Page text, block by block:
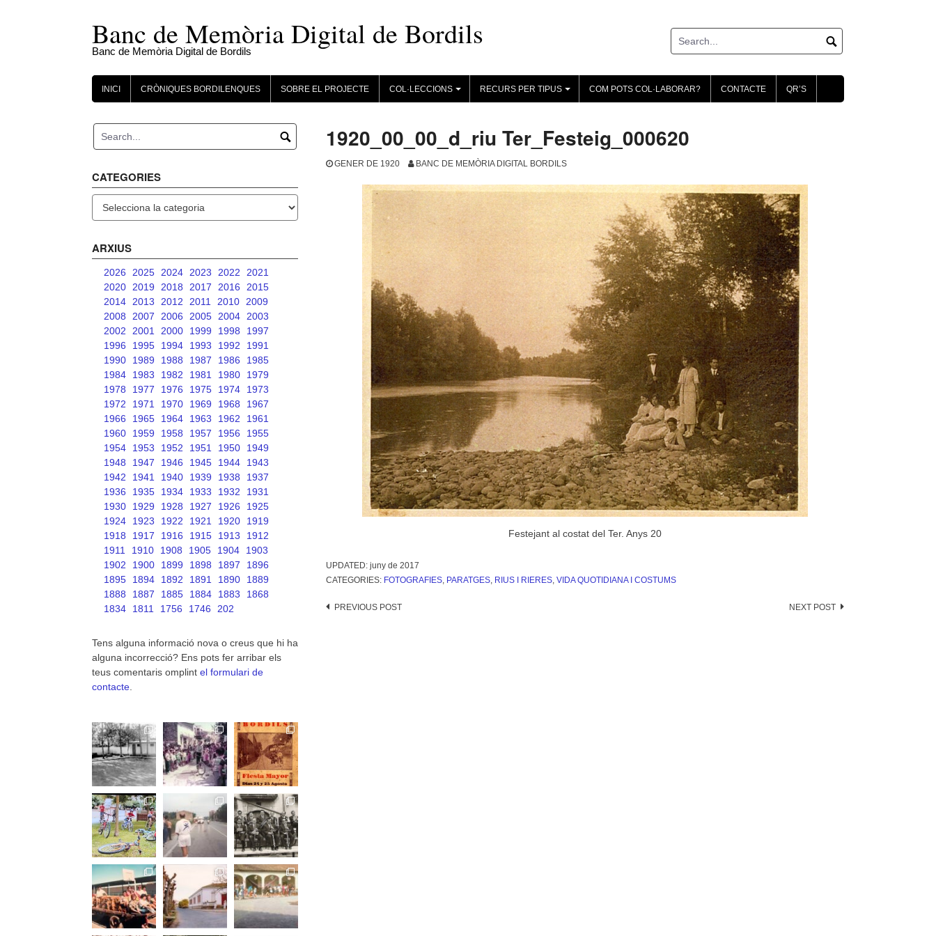
Banc de Memòria Digital de Bordils
Banc de Memòria Digital de Bordils
INICI CRÒNIQUES BORDILENQUES SOBRE EL PROJECTE
+
COL·LECCIONS
+
RECURS PER TIPUS COM POTS COL·LABORAR? CONTACTE QR’S
1920_00_00_d_riu Ter_Festeig_000620
GENER DE 1920 BANC DE MEMÒRIA DIGITAL BORDILS
Festejant al costat del Ter. Anys 20
UPDATED: juny de 2017
CATEGORIES: FOTOGRAFIES, PARATGES, RIUS I RIERES, VIDA QUOTIDIANA I COSTUMS
Post
PREVIOUS POST NEXT POST
CATEGORIES
ARXIUS
2026 2025 2024 2023 2022
2021
2020
2019 2018 2017 2016
2015
2014
2013 2012 2011 2010
2009
2008
2007 2006 2005 2004
2003
2002
2001 2000 1999 1998
1997
1996
1995 1994 1993 1992
1991
1990
1989 1988 1987 1986
1985
1984
1983 1982 1981 1980
1979
1978
1977 1976 1975 1974
1973
1972
1971 1970 1969 1968
1967
1966
1965 1964 1963 1962
1961
1960
1959 1958 1957 1956
1955
1954
1953 1952 1951 1950
1949
1948
1947 1946 1945 1944
1943
1942
1941 1940 1939 1938
1937
1936
1935 1934 1933 1932
1931
1930
1929 1928 1927 1926
1925
1924
1923 1922 1921 1920
1919
1918
1917 1916 1915 1913
1912
1911
1910 1908 1905 1904
1903
1902
1900 1899 1898 1897
1896
1895
1894 1892 1891 1890
1889
1888
1887 1885 1884 1883
1868
1834
1811 1756 1746 202
Tens alguna informació nova o creus que hi ha
alguna incorrecció? Ens pots fer arribar els
teus comentaris omplint el formulari de
contacte